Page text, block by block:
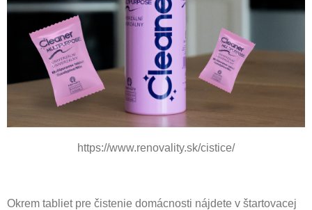
https://www.renovality.sk/cistice/
Okrem tabliet pre čistenie domácnosti nájdete v štartovacej